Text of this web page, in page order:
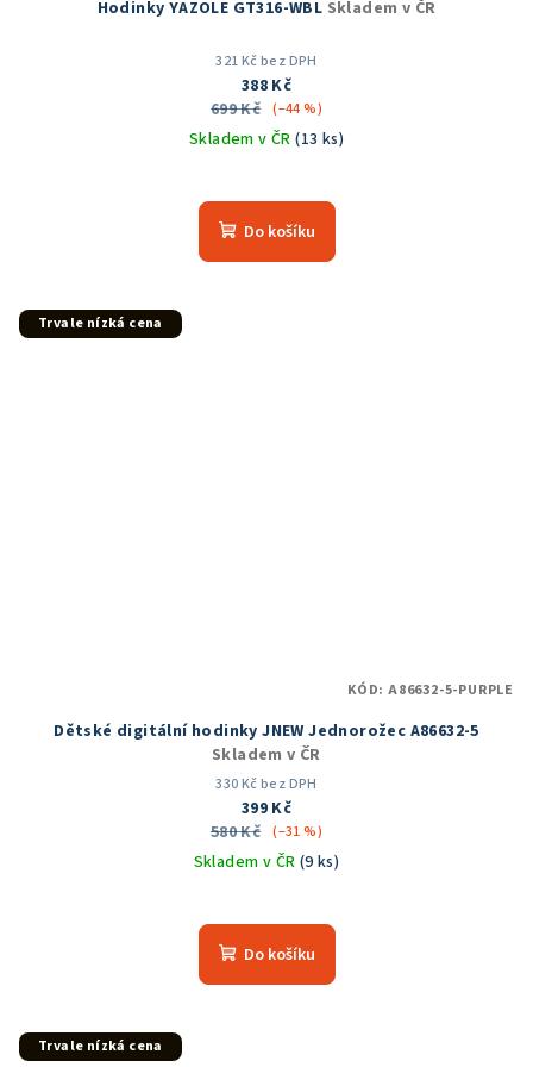
Hodinky YAZOLE GT316-WBL Skladem v ČR
321 Kč bez DPH
388 Kč
699 Kč (–44 %)
Skladem v ČR(13 ks)
Do košíku
Trvale nízká cena
Dětské digitální hodinky JNEW Jednorožec A86632-5
Skladem v ČR
330 Kč bez DPH
399 Kč
580 Kč (–31 %)
Skladem v ČR (9 ks)
Do košíku
KÓD: A86632-5-PURPLE
Trvale nízká cena